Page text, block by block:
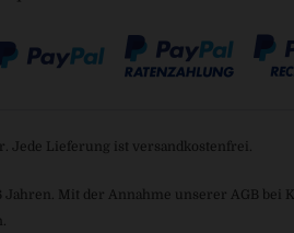
Jede Lieferung ist versandkostenfrei.
Mit der Annahme unserer AGB bei